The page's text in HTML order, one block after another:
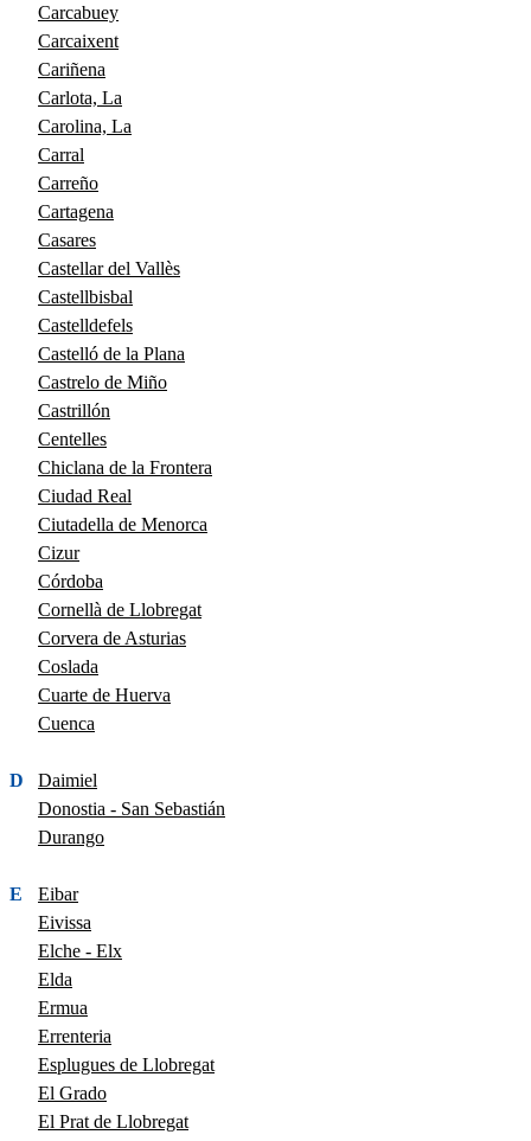
Carcabuey
Carcaixent
Cariñena
Carlota, La
Carolina, La
Carral
Carreño
Cartagena
Casares
Castellar del Vallès
Castellbisbal
Castelldefels
Castelló de la Plana
Castrelo de Miño
Castrillón
Centelles
Chiclana de la Frontera
Ciudad Real
Ciutadella de Menorca
Cizur
Córdoba
Cornellà de Llobregat
Corvera de Asturias
Coslada
Cuarte de Huerva
Cuenca
D
Daimiel
Donostia - San Sebastián
Durango
E
Eibar
Eivissa
Elche - Elx
Elda
Ermua
Errenteria
Esplugues de Llobregat
El Grado
El Prat de Llobregat